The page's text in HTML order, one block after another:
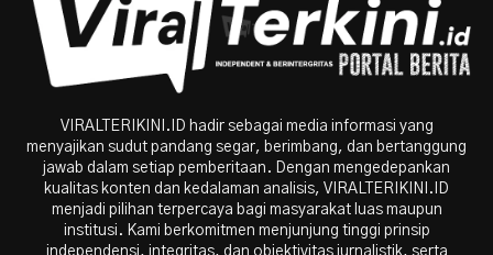
VIRALTERIKINI.ID hadir sebagai media informasi yang
menyajikan sudut pandang segar, berimbang, dan bertanggung
jawab dalam setiap pemberitaan. Dengan mengedepankan
kualitas konten dan kedalaman analisis, VIRALTERIKINI.ID
menjadi pilihan terpercaya bagi masyarakat luas maupun
institusi. Kami berkomitmen menjunjung tinggi prinsip
independensi, integritas, dan objektivitas jurnalistik, serta